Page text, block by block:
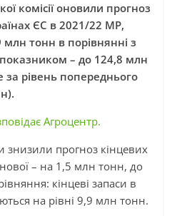
комісії оновили прогноз
ЄС в 2021/22 МР,
тонн в порівнянні з
– до 124,8 млн
рівень попереднього
Агроцентр.
знизили прогноз кінцевих
– на 1,5 млн тонн, до
кінцеві запаси в
на рівні 9,9 млн тонн.